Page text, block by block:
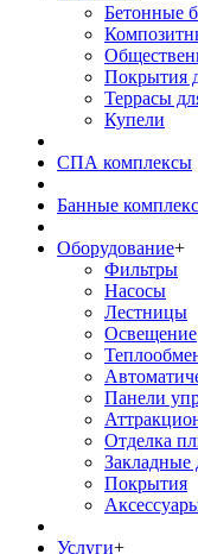
Бетонные
Покрытия
Террасы
Купели
СПА комплексы
Банные
Оборудование+
Фильтры
Насосы
Лестницы
Освещение
Панели
Отделка
Закладные
Покрытия
Услуги+